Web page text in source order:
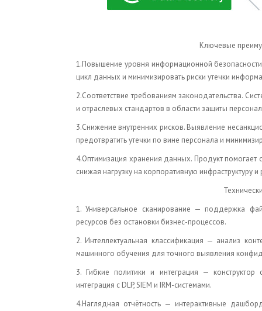
Ключевые
1.Повышение уровня информационной
цикл данных и минимизировать риски утечки
2.Соответствие требованиям законодательства.
и отраслевых стандартов в области защиты
3.Снижение внутренних рисков. Выявление
предотвратить утечки по вине персонала и
4.Оптимизация хранения данных. Продукт
снижая нагрузку на корпоративную инфраструктуру
1. Универсальное сканирование — поддержка
ресурсов без остановки бизнес-процессов.
2. Интеллектуальная классификация — анализ
машинного обучения для точного выявления
3. Гибкие политики и интеграция —
интеграция с DLP, SIEM и IRM-системами.
4.Наглядная отчётность — интерактивные